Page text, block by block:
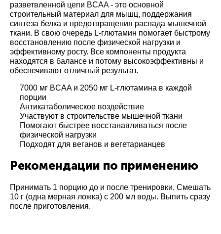
разветвленной цепи BCAA - это основной
строительный материал для мышц, поддержания
синтеза белка и предотвращения распада мышечной
ткани. В свою очередь L-глютамин помогает быстрому
восстановлению после физической нагрузки и
эффективному росту. Все компоненты продукта
находятся в балансе и потому высокоэффективны и
обеспечивают отличный результат.
7000 мг BCAA и 2050 мг L-глютамина в каждой
порции
Антикатаболическое воздействие
Участвуют в строительстве мышечной ткани
Помогают быстрее восстанавливаться после
физической нагрузки
Подходят для веганов и вегетарианцев
Рекомендации по применению
Принимать 1 порцию до и после тренировки. Смешать
10 г (одна мерная ложка) с 200 мл воды. Выпить сразу
после приготовления.